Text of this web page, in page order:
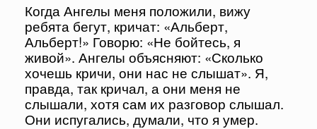
Когда Ангелы меня положили, вижу
ребята бегут, кричат: «Альберт,
Альберт!» Говорю: «Не бойтесь, я
живой». Ангелы объясняют: «Сколько
хочешь кричи, они нас не слышат». Я,
правда, так кричал, а они меня не
слышали, хотя сам их разговор слышал.
Они испугались, думали, что я умер.